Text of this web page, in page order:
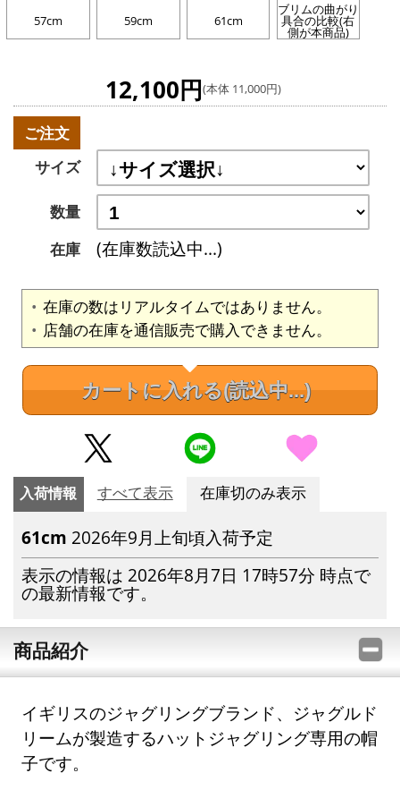
57cm 59cm 61cm
ブリムの曲がり
具合の比較(右
側が本商品)
12,100円(本体 11,000円)
ご注文
サイズ
数量
在庫
(在庫数読込中...)
在庫の数はリアルタイムではありません。
店舗の在庫を通信販売で購入できません。
カートに入れる(読込中...)
入荷情報 すべて表示 在庫切のみ表示
61cm 2026年9月上旬頃入荷予定
表示の情報は 2026年8月7日 17時57分 時点で
の最新情報です。
商品紹介
イギリスのジャグリングブランド、ジャグルド
リームが製造するハットジャグリング専用の帽
子です。